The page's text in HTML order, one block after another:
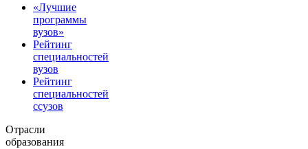
«Лучшие
программы
вузов»
Рейтинг
специальностей
вузов
Рейтинг
специальностей
ссузов
Отрасли
образования